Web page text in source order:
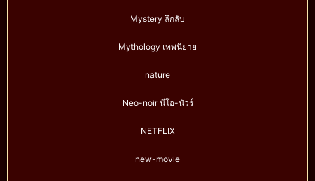
Mystery ลึกลับ
Mythology เทพนิยาย
nature
Neo-noir นีโอ-นัวร์
NETFLIX
new-movie